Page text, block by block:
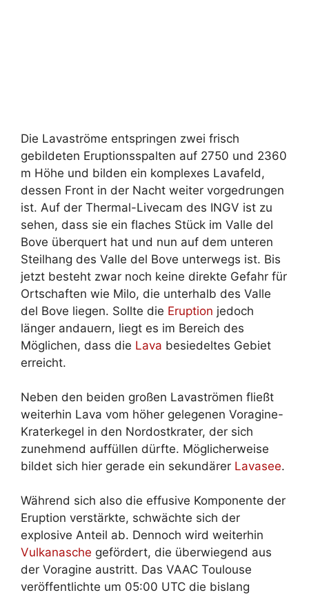
Die Lavaströme entspringen zwei frisch
gebildeten Eruptionsspalten auf 2750 und 2360
m Höhe und bilden ein komplexes Lavafeld,
dessen Front in der Nacht weiter vorgedrungen
ist. Auf der Thermal-Livecam des INGV ist zu
sehen, dass sie ein flaches Stück im Valle del
Bove überquert hat und nun auf dem unteren
Steilhang des Valle del Bove unterwegs ist. Bis
jetzt besteht zwar noch keine direkte Gefahr für
Ortschaften wie Milo, die unterhalb des Valle
del Bove liegen. Sollte die Eruption jedoch
länger andauern, liegt es im Bereich des
Möglichen, dass die Lava besiedeltes Gebiet
erreicht.
Neben den beiden großen Lavaströmen fließt
weiterhin Lava vom höher gelegenen Voragine-
Kraterkegel in den Nordostkrater, der sich
zunehmend auffüllen dürfte. Möglicherweise
bildet sich hier gerade ein sekundärer Lavasee.
Während sich also die effusive Komponente der
Eruption verstärkte, schwächte sich der
explosive Anteil ab. Dennoch wird weiterhin
Vulkanasche gefördert, die überwiegend aus
der Voragine austritt. Das VAAC Toulouse
veröffentlichte um 05:00 UTC die bislang